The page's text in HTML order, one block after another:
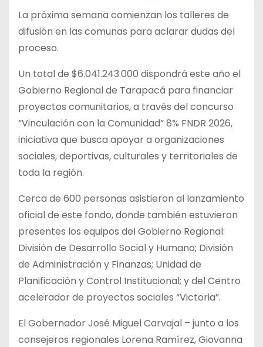
La próxima semana comienzan los talleres de
difusión en las comunas para aclarar dudas del
proceso.
Un total de $6.041.243.000 dispondrá este año el
Gobierno Regional de Tarapacá para financiar
proyectos comunitarios, a través del concurso
“Vinculación con la Comunidad” 8% FNDR 2026,
iniciativa que busca apoyar a organizaciones
sociales, deportivas, culturales y territoriales de
toda la región.
Cerca de 600 personas asistieron al lanzamiento
oficial de este fondo, donde también estuvieron
presentes los equipos del Gobierno Regional:
División de Desarrollo Social y Humano; División
de Administración y Finanzas; Unidad de
Planificación y Control Institucional; y del Centro
acelerador de proyectos sociales “Victoria”.
El Gobernador José Miguel Carvajal – junto a los
consejeros regionales Lorena Ramírez, Giovanna